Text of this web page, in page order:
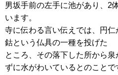
男坂手前の左手に池があり、2
います。
寺に伝わる言い伝えでは、円
鈷という仏具の一種を投げた
ところ、その落下した所から
ずに水がわいているとのことで